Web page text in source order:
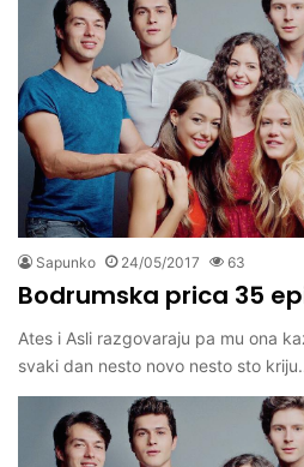
Sapunko 24/05/2017 63
Bodrumska prica 35
Ates i Asli razgovaraju pa mu ona
svaki dan nesto novo nesto sto